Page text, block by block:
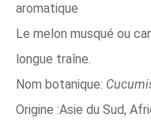
aromatique
Le melon musqué ou
longue traîne.
Nom botanique:
Origine :Asie du Sud,